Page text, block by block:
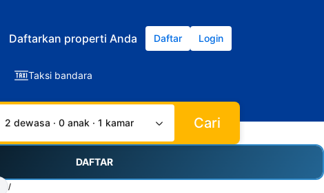
Daftarkan properti Anda Daftar Login
Taksi bandara
2 dewasa · 0 anak · 1 kamar Cari
DAFTAR
/